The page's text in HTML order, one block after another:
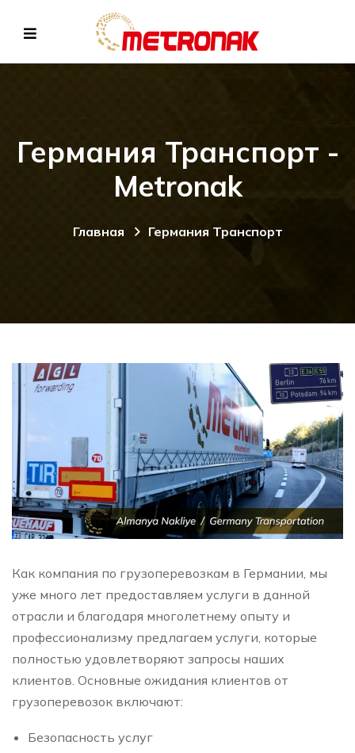
Германия Транспорт -
Metronak
Главная Германия Транспорт
Как компания по грузоперевозкам в Германии, мы
уже много лет предоставляем услуги в данной
отрасли и благодаря многолетнему опыту и
профессионализму предлагаем услуги, которые
полностью удовлетворяют запросы наших
клиентов. Основные ожидания клиентов от
грузоперевозок включают:
Безопасность услуг